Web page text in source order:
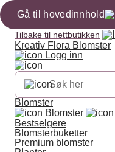
Gå til hovedinnhold
Tilbake til nettbutikken
Kreativ Flora Blomster
Logg inn
Blomster
Blomster
Bestselgere
Blomsterbuketter
Premium blomster